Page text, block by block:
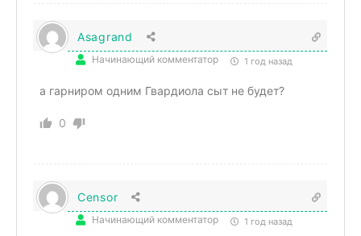
Asagrand
Начинающий комментатор 1 год назад
а гарниром одним Гвардиола сыт не будет?
0
Censor
Начинающий комментатор 1 год назад